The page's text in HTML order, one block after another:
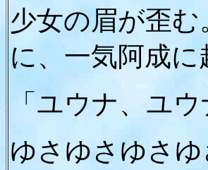
少女の眉が歪
に、一気阿成
「ユウナ、ユ
ゆさゆさゆさゆ